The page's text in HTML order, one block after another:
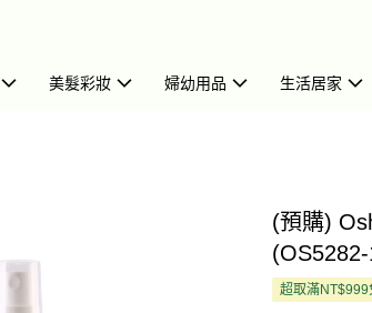
美髮彩妝 婦幼用品 生活居家
(預購)
超取滿NT$999